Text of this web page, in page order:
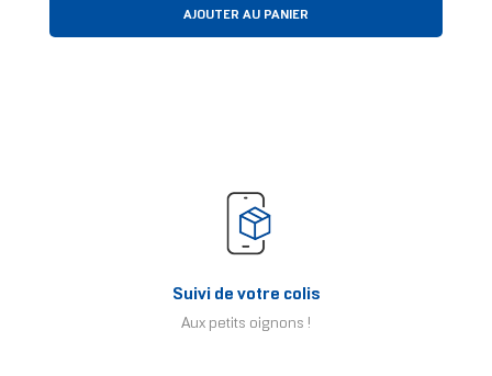
AJOUTER AU PANIER
Suivi de votre colis
Aux petits oignons !